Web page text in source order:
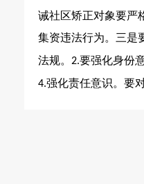
诫社区矫正对象要严
集资违法行为。三是
法规。 2.要强化身份
4.强化责任意识。要